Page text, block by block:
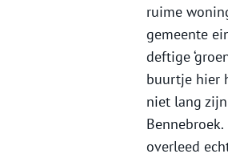
ruime
gemeente
deftige
buurtje hier
niet lang
overleed